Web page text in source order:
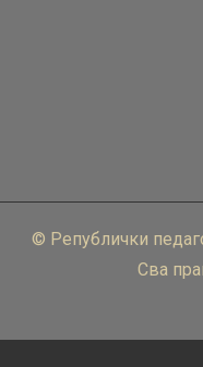
© Републички
Сва